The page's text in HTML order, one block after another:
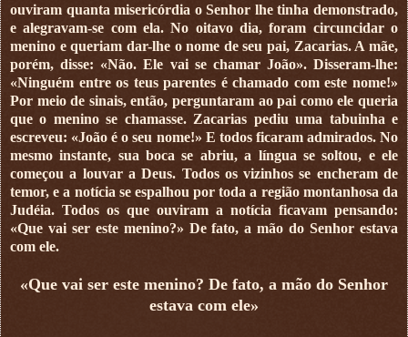
ouviram quanta misericórdia o Senhor lhe tinha demonstrado,
e alegravam-se com ela. No oitavo dia, foram circuncidar o
menino e queriam dar-lhe o nome de seu pai, Zacarias. A mãe,
porém, disse: «Não. Ele vai se chamar João». Disseram-lhe:
«Ninguém entre os teus parentes é chamado com este nome!»
Por meio de sinais, então, perguntaram ao pai como ele queria
que o menino se chamasse. Zacarias pediu uma tabuinha e
escreveu: «João é o seu nome!» E todos ficaram admirados. No
mesmo instante, sua boca se abriu, a língua se soltou, e ele
começou a louvar a Deus. Todos os vizinhos se encheram de
temor, e a notícia se espalhou por toda a região montanhosa da
Judéia. Todos os que ouviram a notícia ficavam pensando:
«Que vai ser este menino?» De fato, a mão do Senhor estava
com ele.
«Que vai ser este menino? De fato, a mão do Senhor
estava com ele»